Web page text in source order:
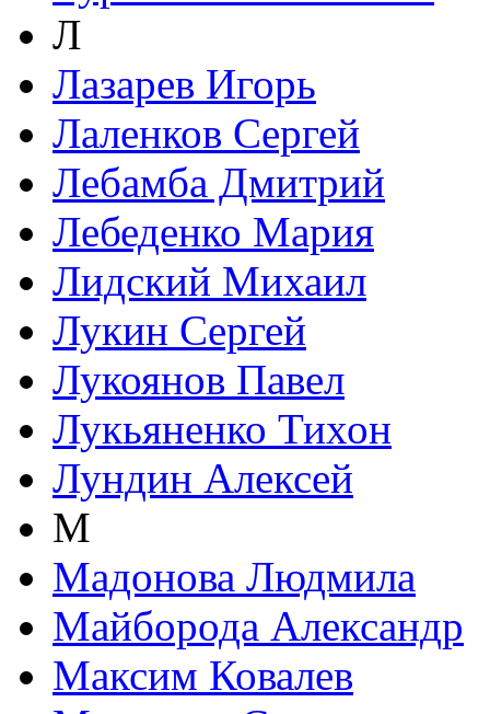
Л
Лазарев Игорь
Лаленков Сергей
Лебамба Дмитрий
Лебеденко Мария
Лидский Михаил
Лукин Сергей
Лукоянов Павел
Лукьяненко Тихон
Лундин Алексей
М
Мадонова Людмила
Майборода Александр
Максим Ковалев